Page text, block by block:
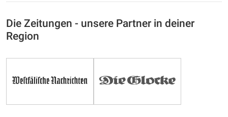
Die Zeitungen - unsere Partner in deiner
Region